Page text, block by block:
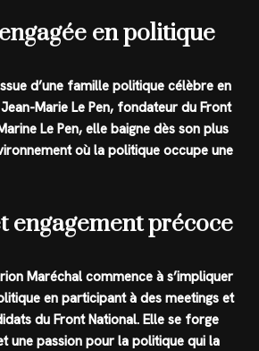
en politique
d’une famille politique célèbre en
Marie Le Pen, fondateur du Front
Le Pen, elle baigne dès son plus
où la politique occupe une
engagement précoce
Maréchal commence à s’impliquer
en participant à des meetings et
du Front National. Elle se forge
une passion pour la politique qui la